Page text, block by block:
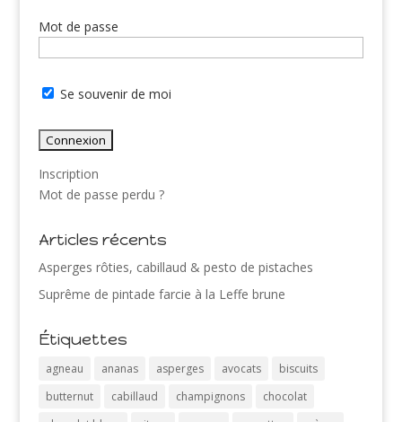
Mot de passe
Se souvenir de moi
Inscription
Mot de passe perdu ?
Articles récents
Asperges rôties, cabillaud & pesto de pistaches
Suprême de pintade farcie à la Leffe brune
Étiquettes
agneau ananas asperges avocats
biscuits
butternut
cabillaud champignons
chocolat